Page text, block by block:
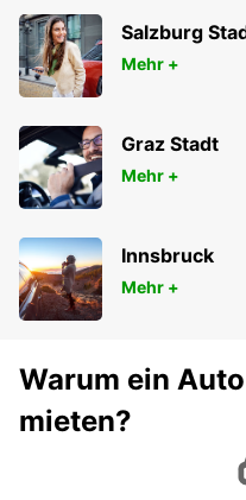
Salzburg
Mehr +
Graz Stadt
Mehr +
Innsbruck
Mehr +
Warum ein
mieten?